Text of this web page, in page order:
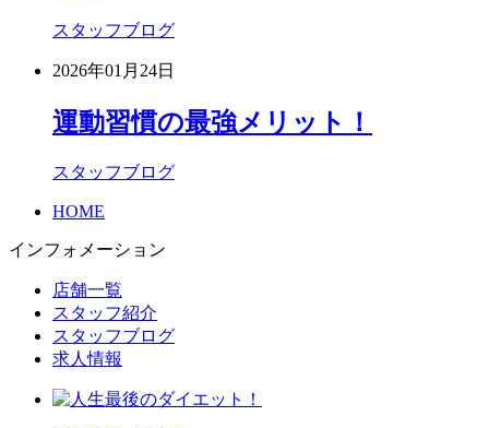
スタッフブログ
2026年01月24日
運動習慣の最強メリット！
スタッフブログ
HOME
インフォメーション
店舗一覧
スタッフ紹介
スタッフブログ
求人情報